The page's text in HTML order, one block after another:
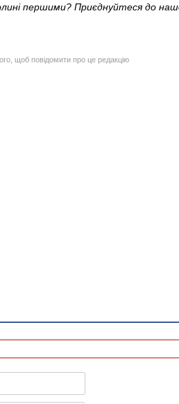
першими? Приєднуйтеся до
щоб повідомити про це редакцію